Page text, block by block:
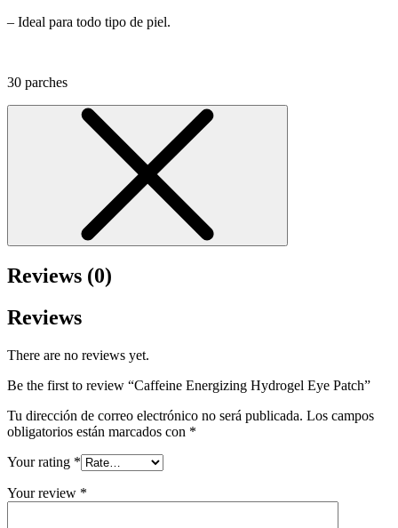
– Ideal para todo tipo de piel.
30 parches
Reviews (0)
Reviews
There are no reviews yet.
Be the first to review “Caffeine Energizing Hydrogel Eye Patch”
Tu dirección de correo electrónico no será publicada. Los campos
obligatorios están marcados con *
Your rating *
Your review *